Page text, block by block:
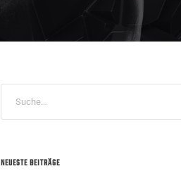
NEUESTE BEITRÄGE